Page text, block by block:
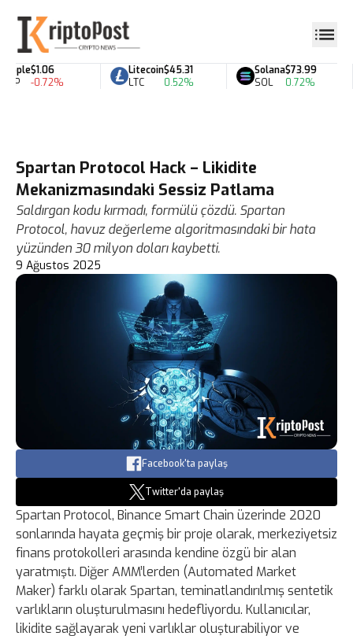
$1.06
-0.72%
Litecoin
LTC
$45.31
0.52%
Solana
SOL
$73.99
0.72%
Spartan Protocol Hack – Likidite
Mekanizmasındaki Sessiz Patlama
Saldırgan kodu kırmadı, formülü çözdü. Spartan
Protocol, havuz değerleme algoritmasındaki bir hata
yüzünden 30 milyon doları kaybetti.
9 Ağustos 2025
Facebook'ta paylaş
Twitter'da paylaş
Spartan Protocol, Binance Smart Chain üzerinde 2020
sonlarında hayata geçmiş bir proje olarak, merkeziyetsiz
finans protokolleri arasında kendine özgü bir alan
yaratmıştı. Diğer AMM’lerden (Automated Market
Maker) farklı olarak Spartan, teminatlandırılmış sentetik
varlıkların oluşturulmasını hedefliyordu. Kullanıcılar,
likidite sağlayarak yeni varlıklar oluşturabiliyor ve